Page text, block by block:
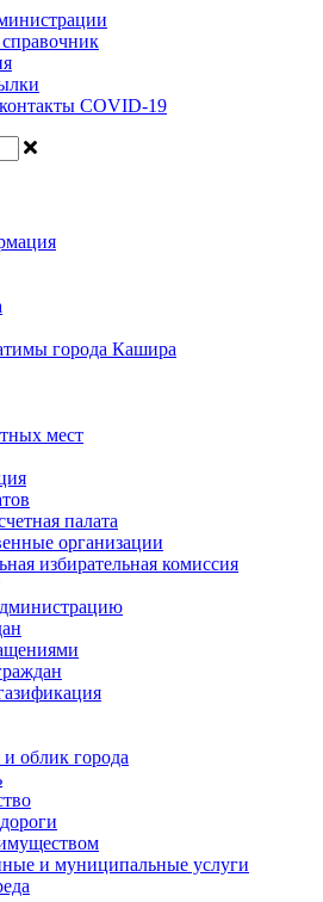
COVID-19
города Кашира
мест
палата
организации
избирательная комиссия
облик города
и муниципальные услуги